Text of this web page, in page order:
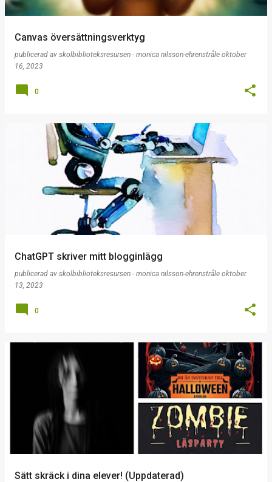
Canvas översättningsverktyg
publicerad av skolbiblioteksresursen - monica nilsson-ehrenstråle oktober
16, 2023
0
ChatGPT skriver mitt blogginlägg
publicerad av skolbiblioteksresursen - monica nilsson-ehrenstråle oktober
13, 2023
0
Sätt skräck i dina elever! (Uppdaterad)